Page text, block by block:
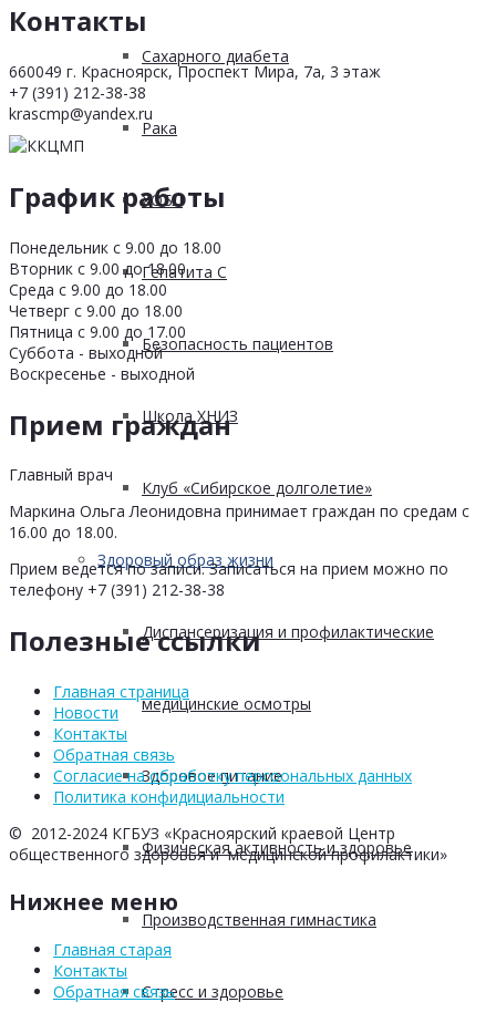
Сахарного диабета
Рака
ХОБЛ
Гепатита С
Безопасность пациентов
Школа ХНИЗ
Клуб «Сибирское долголетие»
Здоровый образ жизни
Диспансеризация и профилактические
медицинские осмотры
Здоровое питание
Физическая активность и здоровье
Производственная гимнастика
Стресс и здоровье
Контакты
660049 г. Красноярск, Проспект Мира, 7а, 3 этаж
+7 (391) 212-38-38
krascmp@yandex.ru
График работы
Понедельник с 9.00 до 18.00
Вторник с 9.00 до 18.00
Среда с 9.00 до 18.00
Четверг с 9.00 до 18.00
Пятница с 9.00 до 17.00
Суббота - выходной
Воскресенье - выходной
Прием граждан
Главный врач
Маркина Ольга Леонидовна принимает граждан по средам с
16.00 до 18.00.
Прием ведется по записи. Записаться на прием можно по
телефону +7 (391) 212-38-38
Полезные ссылки
Главная страница
Новости
Контакты
Обратная связь
Согласие на обработку персоональных данных
Политика конфидициальности
© 2012-2024 КГБУЗ «Красноярский краевой Центр
общественного здоровья и медицинской профилактики»
Нижнее меню
Главная старая
Контакты
Обратная связь